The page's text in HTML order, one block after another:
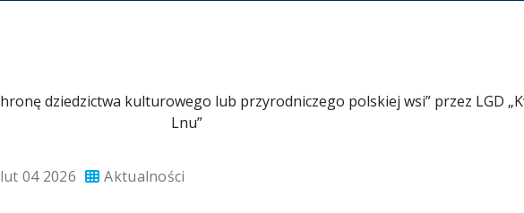
lut 04 2026 Aktualności